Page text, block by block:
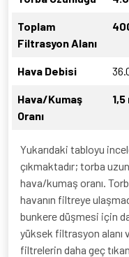
Toplam
Filtrasyon Alanı
Hava Debisi
Hava/Kumaş
Oranı
Yukarıdaki tabloyu
çıkmaktadır; torba
hava/kumaş oranı.
havanın filtreye
bunkere düşmesi için
yüksek filtrasyon alanı
filtrelerin daha geç